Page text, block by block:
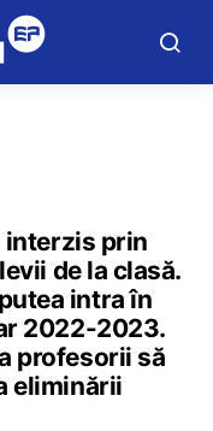
interzis prin
de la clasă.
intra în
2022-2023.
profesorii să
eliminării